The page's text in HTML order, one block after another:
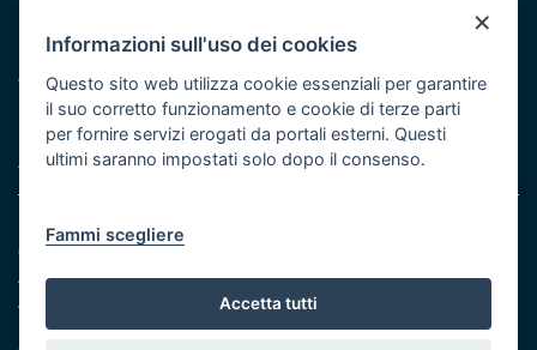
Protezione civile
Vai al sito di Protezione Civile Puglia
Iniziativa finanziata con risorse del POR Puglia 2014/2020 -
Asse XI
Note legali
Cookie e privacy
Amministrazione trasparente
Atti di notifica
Feed RSS
×
Informazioni sull'uso dei cookies
Questo sito web utilizza cookie essenziali per garantire
il suo corretto funzionamento e cookie di terze parti
per fornire servizi erogati da portali esterni. Questi
ultimi saranno impostati solo dopo il consenso.
Fammi scegliere
Accetta tutti